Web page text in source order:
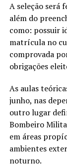
A seleção será
além do
como: possuir
matrícula no
comprovada
obrigações
As aulas
junho, nas
outro lugar
Bombeiro
em áreas
ambientes
noturno.